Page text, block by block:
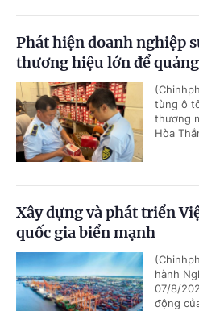
Phát hiện doanh nghiệp
thương hiệu lớn để
tùng ô
thương
Hòa
Xây dựng và phát triển
quốc gia biển mạnh
hành
07/8/
động